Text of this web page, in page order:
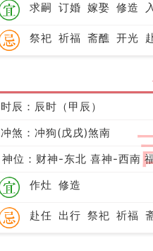
求嗣 订婚 嫁娶 修造
祭祀 祈福 斋醮 开光
时辰：辰时（甲辰）
冲煞：冲狗(戊戌)煞南
神位：财神-东北 喜神-西南
作灶 修造
赴任 出行 祭祀 祈福